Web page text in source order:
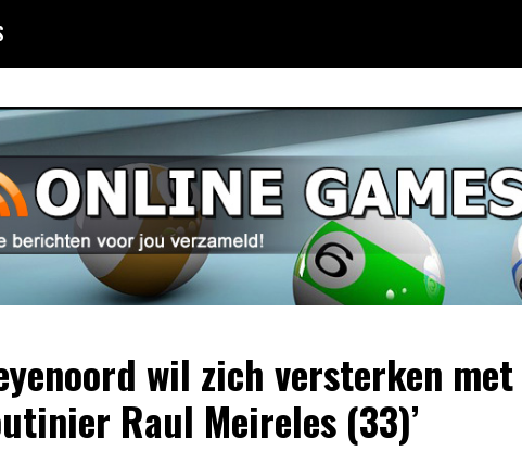
wil zich versterken met
Raul Meireles (33)’